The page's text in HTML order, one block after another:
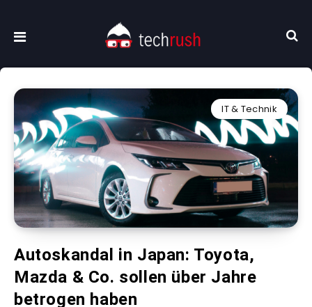
IT & Technik
Autoskandal in Japan: Toyota,
Mazda & Co. sollen über Jahre
betrogen haben